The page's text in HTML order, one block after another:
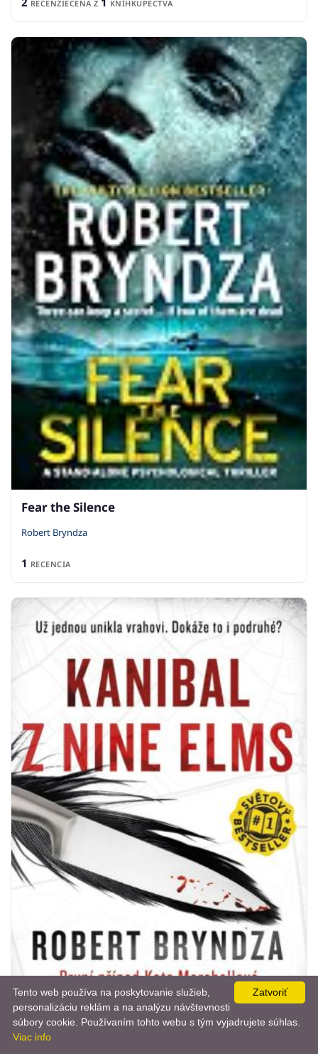
RECENZIECENA Z KNÍHKUPECTVA
Fear the Silence
Robert Bryndza
1 RECENCIA
📨
Zatvoriť
Tento web používa na poskytovanie služieb,
personalizáciu reklám a na analýzu návštevnosti
súbory cookie. Používaním tohto webu s tým vyjadrujete súhlas.
Viac info